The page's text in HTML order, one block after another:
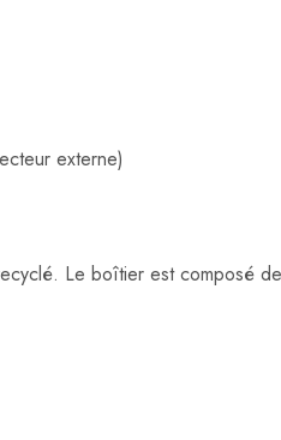
externe)
Le boîtier est composé de